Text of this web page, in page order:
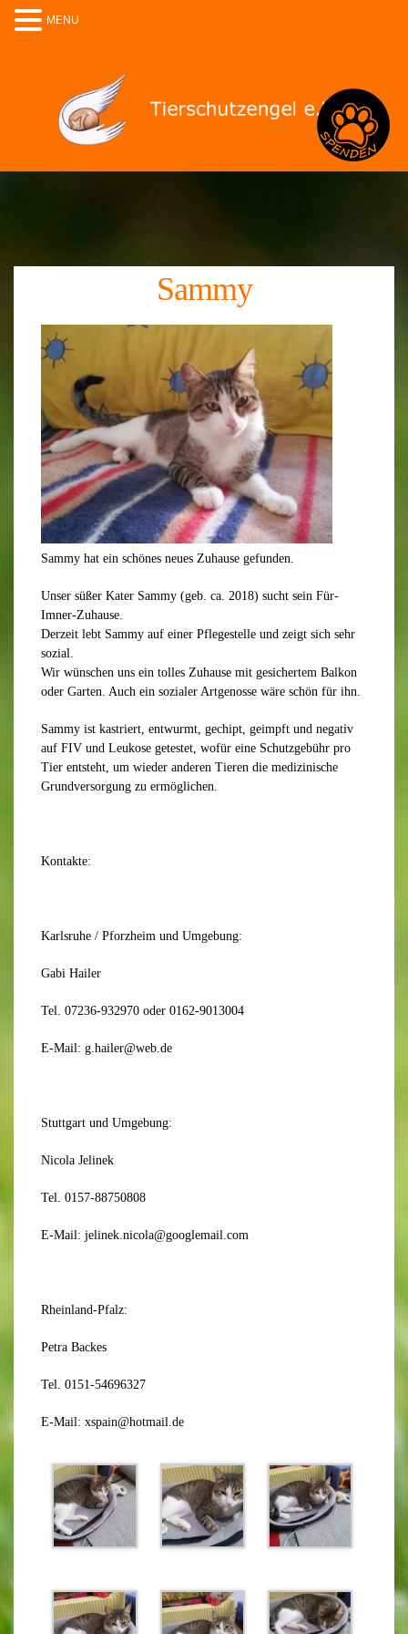
Sammy
Sammy hat ein schönes neues Zuhause gefunden.
Unser süßer Kater Sammy (geb. ca. 2018) sucht sein Für-
Imner-Zuhause.
Derzeit lebt Sammy auf einer Pflegestelle und zeigt sich sehr
sozial.
Wir wünschen uns ein tolles Zuhause mit gesichertem Balkon
oder Garten. Auch ein sozialer Artgenosse wäre schön für ihn.
Sammy ist kastriert, entwurmt, gechipt, geimpft und negativ
auf FIV und Leukose getestet, wofür eine Schutzgebühr pro
Tier entsteht, um wieder anderen Tieren die medizinische
Grundversorgung zu ermöglichen.
Kontakte:
Karlsruhe / Pforzheim und Umgebung:
Gabi Hailer
Tel. 07236-932970 oder 0162-9013004
E-Mail: g.hailer@web.de
Stuttgart und Umgebung:
Nicola Jelinek
Tel. 0157-88750808
E-Mail: jelinek.nicola@googlemail.com
Rheinland-Pfalz:
Petra Backes
Tel. 0151-54696327
E-Mail: xspain@hotmail.de
MENU